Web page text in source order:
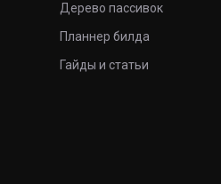
Дерево пассивок
Планнер билда
Гайды и статьи